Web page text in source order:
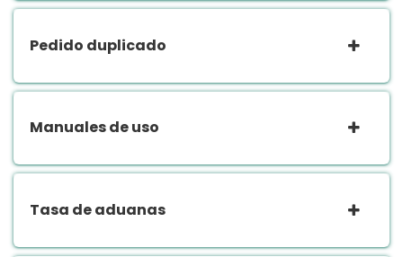
Pedido duplicado
Manuales de uso
Tasa de aduanas